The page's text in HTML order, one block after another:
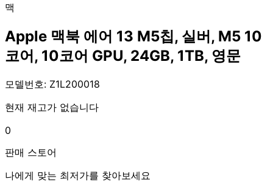
맥
Apple 맥북 에어 13 M5칩, 실버, M5 10
코어, 10코어 GPU, 24GB, 1TB, 영문
모델번호: Z1L200018
현재 재고가 없습니다
0
판매 스토어
나에게 맞는 최저가를 찾아보세요